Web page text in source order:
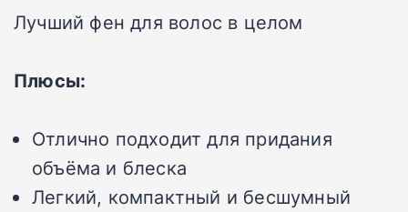
Лучший фен для волос в целом
Плюсы:
Отлично подходит для придания
объёма и блеска
Легкий, компактный и бесшумный